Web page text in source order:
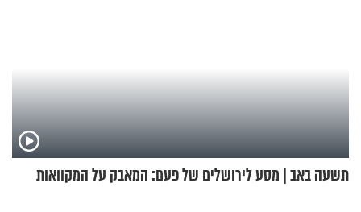
תשעה באב | מסע לירושלים של פעם: המאבק על המקוואות